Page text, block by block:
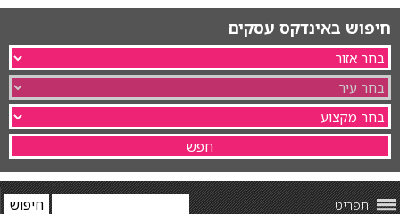
חיפוש באינדקס עסקים
תפריט